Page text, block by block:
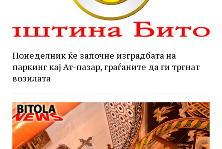
Понеделник ќе започне изградбата на
паркинг кај Ат-пазар, граѓаните да ги тргнат
возилата